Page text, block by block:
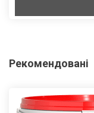
Рекомендовані